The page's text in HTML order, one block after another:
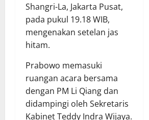
Shangri-La, Jakarta Pusat,
pada pukul 19.18 WIB,
mengenakan setelan jas
hitam.
Prabowo memasuki
ruangan acara bersama
dengan PM Li Qiang dan
didampingi oleh Sekretaris
Kabinet Teddy Indra Wijaya.